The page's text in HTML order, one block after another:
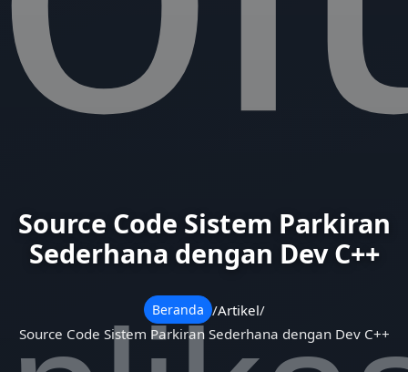
Source Code Sistem Parkiran
Sederhana dengan Dev C++
Beranda /Artikel/
Source Code Sistem Parkiran Sederhana dengan Dev C++